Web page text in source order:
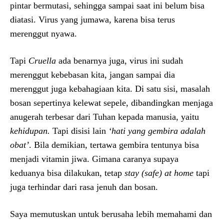
pintar bermutasi, sehingga sampai saat ini belum bisa
diatasi. Virus yang jumawa, karena bisa terus
merenggut nyawa.
Tapi Cruella ada benarnya juga, virus ini sudah
merenggut kebebasan kita, jangan sampai dia
merenggut juga kebahagiaan kita. Di satu sisi, masalah
bosan sepertinya kelewat sepele, dibandingkan menjaga
anugerah terbesar dari Tuhan kepada manusia, yaitu
kehidupan. Tapi disisi lain ‘hati yang gembira adalah
obat’. Bila demikian, tertawa gembira tentunya bisa
menjadi vitamin jiwa. Gimana caranya supaya
keduanya bisa dilakukan, tetap stay (safe) at home tapi
juga terhindar dari rasa jenuh dan bosan.
Saya memutuskan untuk berusaha lebih memahami dan